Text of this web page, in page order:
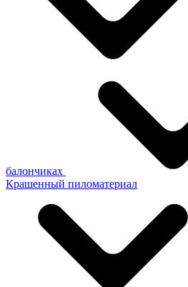
балончиках
Крашенный пиломатериал